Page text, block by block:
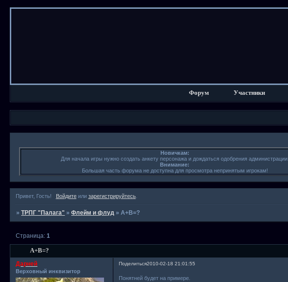
Форум Участники
Новичкам:
Для начала игры нужно создать анкету персонажа и дождаться одобрения администрации.
Внимание:
Большая часть форума не доступна для просмотра непринятым игрокам!
Привет, Гость! Войдитеили зарегистрируйтесь.
»ТРПГ "Палага" »Флейм и флуд »А+В=?
А+В=?
Страница:1
Поделиться2010-02-18 21:01:55
Дарней
Верховный инквизитор
Понятней будет на примере.